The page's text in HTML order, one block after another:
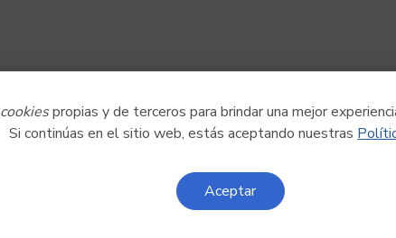
cookiespropias y de terceros para brindar una mejor
Si continúas en el sitio web, estás aceptando nuestras
Aceptar